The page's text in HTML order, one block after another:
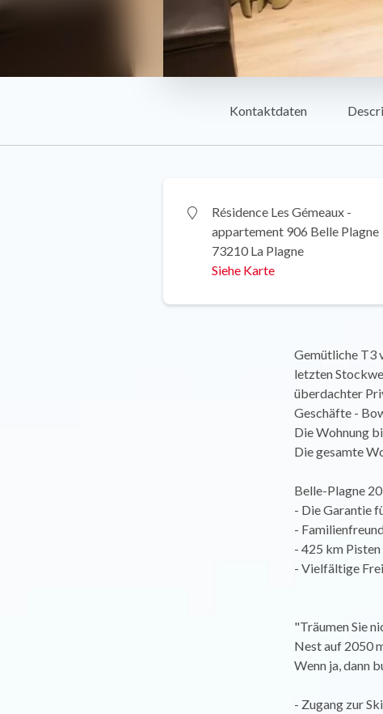
Kontaktdaten
Résidence Les Gémeaux -
appartement 906 Belle Plagne
73210 La Plagne
Siehe Karte
Gemütliche T3
letzten
überdachter
Geschäfte -
Die Wohnung
Die gesamte
Belle-Plagne
- Die Garantie
-
- 425 km
- Vielfältige
"Träumen Sie
Nest auf 2050
Wenn ja, dann
- Zugang zur